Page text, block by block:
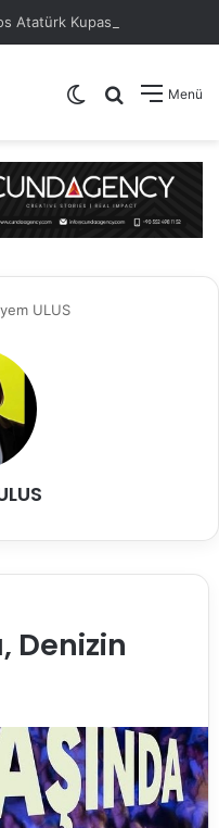
Menü
Arama yap
Dış görünümü
ULUS
Denizin